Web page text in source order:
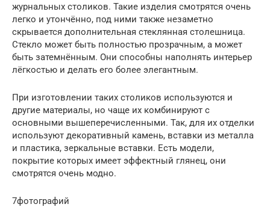
журнальных столиков. Такие изделия смотрятся очень
легко и утончённо, под ними также незаметно
скрывается дополнительная стеклянная столешница.
Стекло может быть полностью прозрачным, а может
быть затемнённым. Они способны наполнять интерьер
лёгкостью и делать его более элегантным.
При изготовлении таких столиков используются и
другие материалы, но чаще их комбинируют с
основными вышеперечисленными. Так, для их отделки
используют декоративный камень, вставки из металла
и пластика, зеркальные вставки. Есть модели,
покрытие которых имеет эффектный глянец, они
смотрятся очень модно.
7фотографий